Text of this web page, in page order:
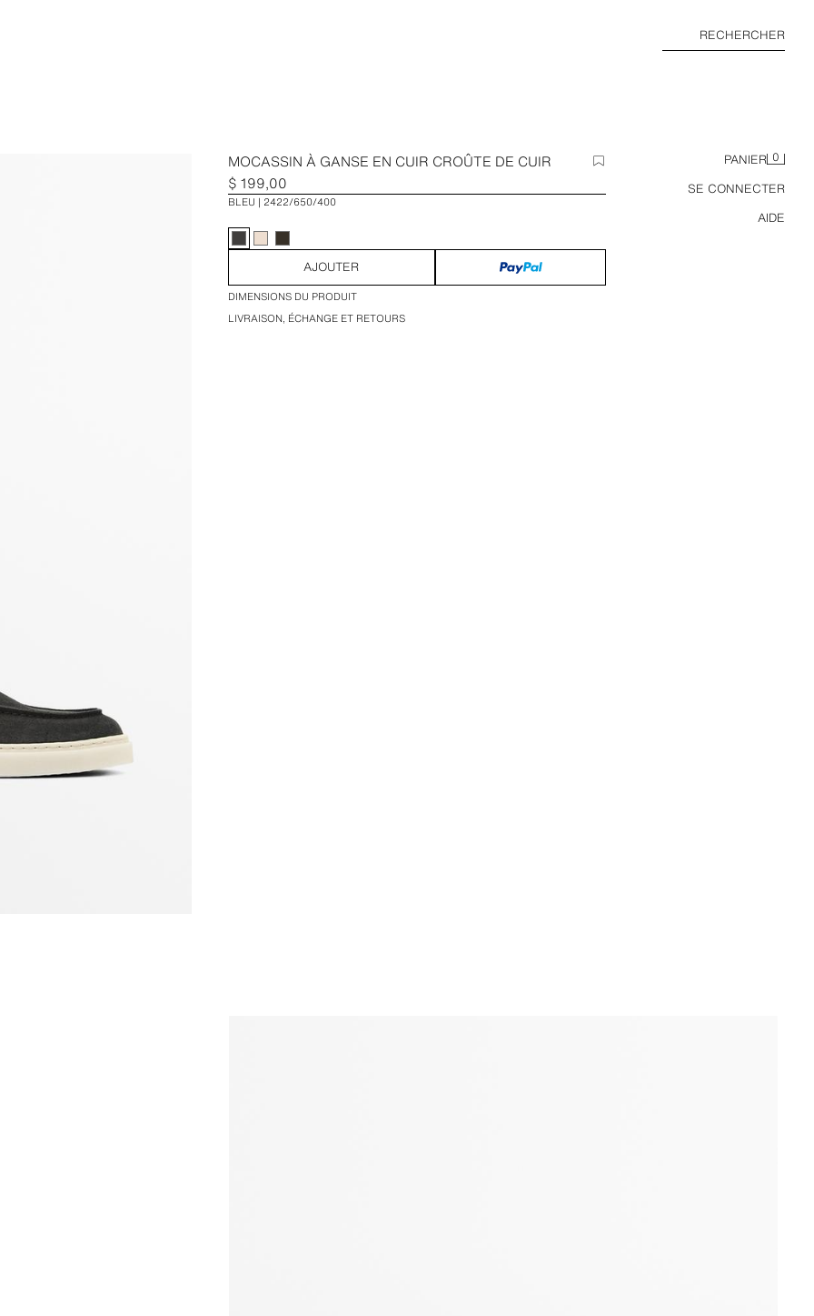
RECHERCHER
PANIER 0
SE CONNECTER
AIDE
MOCASSIN À GANSE EN CUIR CROÛTE DE CUIR
$ 199,00
BLEU 2422/650/400
AJOUTER
DIMENSIONS DU PRODUIT
LIVRAISON, ÉCHANGE ET RETOURS